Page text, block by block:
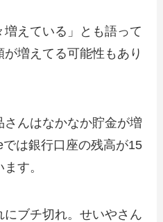
えている」とも語って
増えてる可能性もあり
んはなかなか貯金が増
では銀行口座の残高が15
す。
ブチ切れ。せいやさん